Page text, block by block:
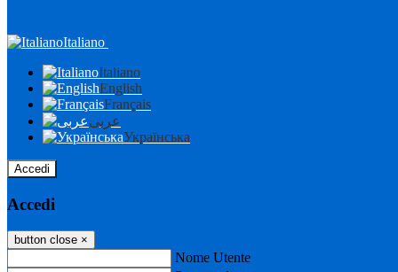
Italiano
Italiano
English
Français
عربى
Українська
Accedi
Accedi
button close ×
Nome Utente